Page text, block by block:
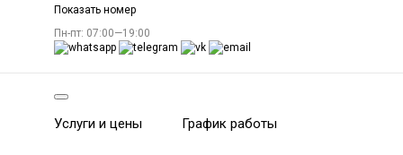
Показать номер
Пн-пт: 07:00—19:00
Услуги и цены График работы